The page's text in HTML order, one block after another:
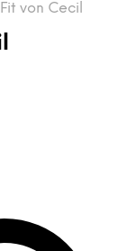
von Cecil